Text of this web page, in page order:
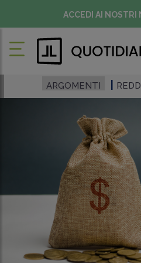
ACCEDI AI NOSTRI
ARGOMENTI